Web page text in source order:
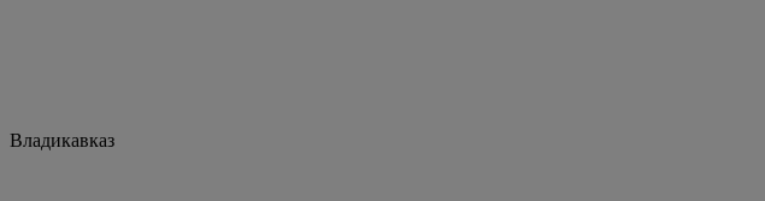
Владикавказ